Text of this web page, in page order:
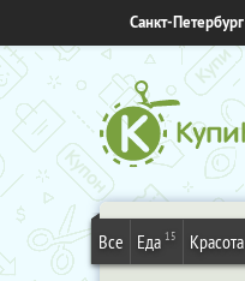
Санкт-Петербург
Все Еда 15 Красота